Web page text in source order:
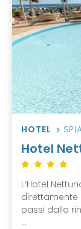
HOTEL
Hotel
L’Hotel
direttamente
passi dalla
...